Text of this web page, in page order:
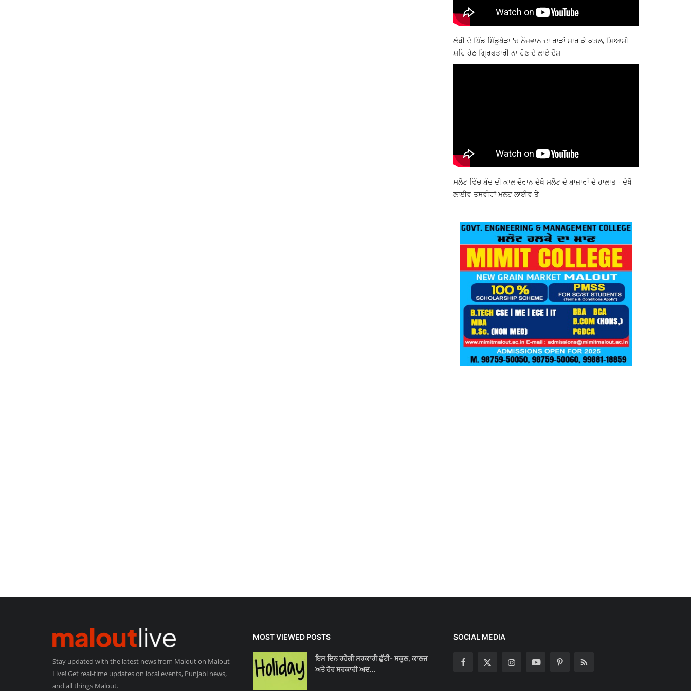
ਲੰਬੀ ਦੇ ਪਿੰਡ ਮਿੱਡੂਖੇੜਾ 'ਚ ਨੌਜਵਾਨ ਦਾ ਰਾੜਾਂ ਮਾਰ ਕੇ ਕਤਲ, ਸਿਆਸੀ
ਸ਼ਹਿ ਹੇਠ ਗ੍ਰਿਫਤਾਰੀ ਨਾ ਹੋਣ ਦੇ ਲਾਏ ਦੋਸ਼
ਮਲੋਟ ਵਿੱਚ ਬੰਦ ਦੀ ਕਾਲ ਦੌਰਾਨ ਦੇਖੋ ਮਲੋਟ ਦੇ ਬਾਜ਼ਾਰਾਂ ਦੇ ਹਾਲਾਤ - ਦੇਖੋ
ਲਾਈਵ ਤਸਵੀਰਾਂ ਮਲੋਟ ਲਾਈਵ ਤੇ
Stay updated with the latest news from Malout on Malout
Live! Get real-time updates on local events, Punjabi news,
and all things Malout.
MOST VIEWED POSTS
ਇਸ ਦਿਨ ਰਹੇਗੀ ਸਰਕਾਰੀ ਛੁੱਟੀ- ਸਕੂਲ, ਕਾਲਜ
ਅਤੇ ਹੋਰ ਸਰਕਾਰੀ ਅਦ...
SOCIAL MEDIA